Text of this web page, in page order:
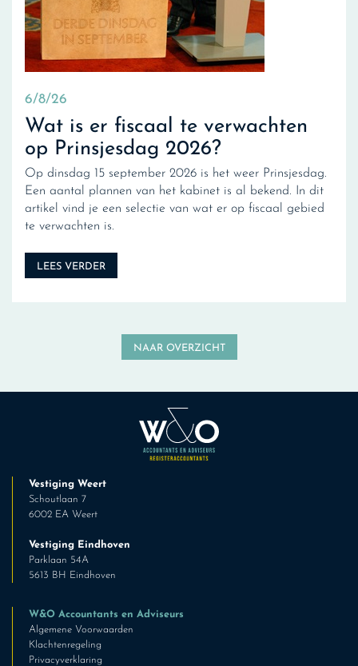
6/8/26
Wat is er fiscaal te verwachten
op Prinsjesdag 2026?
Op dinsdag 15 september 2026 is het weer Prinsjesdag.
Een aantal plannen van het kabinet is al bekend. In dit
artikel vind je een selectie van wat er op fiscaal gebied
te verwachten is.
LEES VERDER
NAAR OVERZICHT
Vestiging Weert
Schoutlaan 7
6002 EA Weert
Vestiging Eindhoven
Parklaan 54A
5613 BH Eindhoven
W&O Accountants en Adviseurs
Algemene Voorwaarden
Klachtenregeling
Privacyverklaring